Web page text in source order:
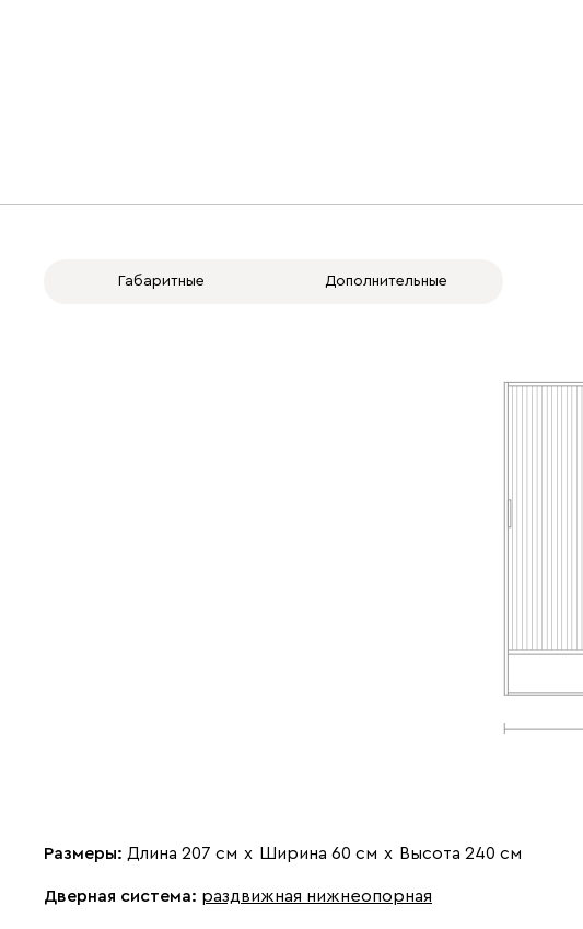
Габаритные Дополнительные
Размеры: Длина 207 см х Ширина 60 см х Высота 240 см
Дверная система: раздвижная нижнеопорная